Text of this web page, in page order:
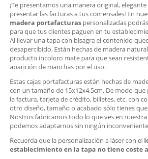
¡Te presentamos una manera original,
presentar las facturas a tus comensales! En
madera portafacturas personalizadas
para que tus clientes paguen en tu
Al llevar una tapa con bisagra el contenido
desapercibido. Están hechas de madera
producto incoloro mate para que sean
aparición de manchas por el uso.
Estas cajas portafacturas están hechas de
con un tamaño de 15x12x4,5cm. De modo que
la factura, tarjeta de crédito, billetes, etc. con
otro diseño, tamaño o acabado sólo tienes
Nostros fabricamos todo lo que ves en
podemos adaptarnos sin ningún
Recuerda que la personalización a láser con el
establecimiento en la tapa no tiene coste